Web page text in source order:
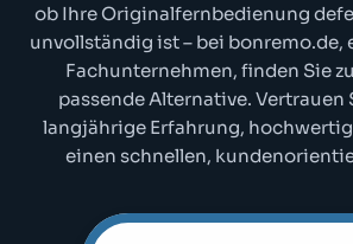
ob Ihre Originalfernbedienung
unvollständig ist – bei bonremo.de,
Fachunternehmen, finden Sie
passende Alternative. Vertrauen
langjährige Erfahrung,
einen schnellen,